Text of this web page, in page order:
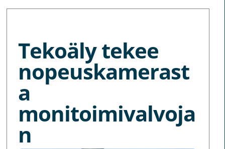
Tekoäly tekee
nopeuskamerast
a
monitoimivalvoja
n